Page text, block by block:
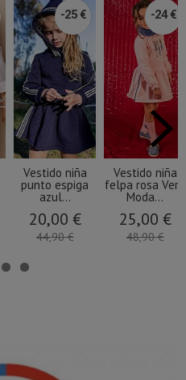
-25 €
Vestido niña
punto espiga
azul...
20,00 €
44,90 €
-24 €
Vestido niña
felpa rosa Vera
Moda...
25,00 €
48,90 €